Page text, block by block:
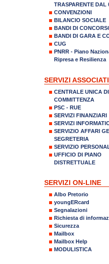
TRASPARENTE DAL
CONVENZIONI
BILANCIO SOCIALE
BANDI DI
BANDI DI GARA E
CUG
PNRR - Piano
Ripresa e Resilienza
SERVIZI ASSOCIATI
CENTRALE UNICA DI
COMMITTENZA
PSC - RUE
SERVIZI FINANZIARI
SERVIZI
SERVIZIO AFFARI
SEGRETERIA
SERVIZIO
UFFICIO DI PIANO
DISTRETTUALE
SERVIZI ON-LINE
Albo Pretorio
youngERcard
Segnalazioni
Richiesta di
Sicurezza
Mailbox
Mailbox Help
MODULISTICA